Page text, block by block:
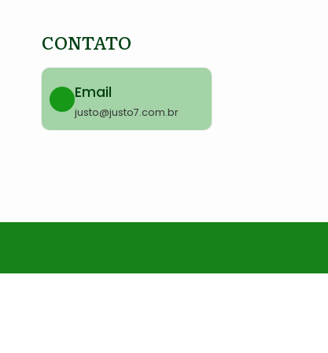
CONTATO
Email
justo@justo7.com.br